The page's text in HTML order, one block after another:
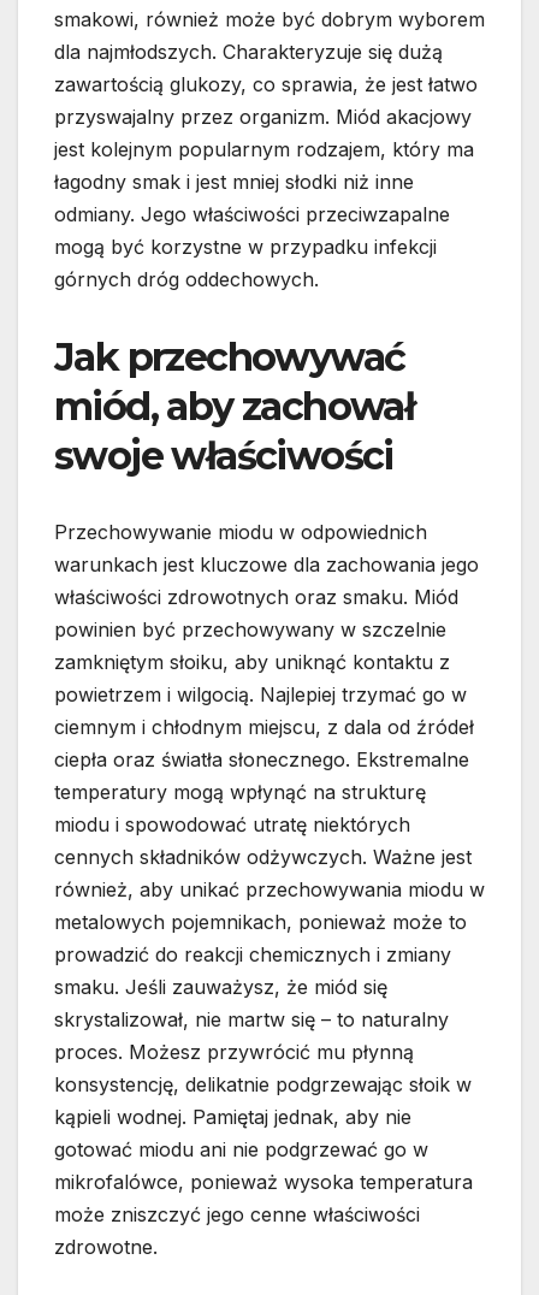
smakowi, również może być dobrym wyborem
dla najmłodszych. Charakteryzuje się dużą
zawartością glukozy, co sprawia, że jest łatwo
przyswajalny przez organizm. Miód akacjowy
jest kolejnym popularnym rodzajem, który ma
łagodny smak i jest mniej słodki niż inne
odmiany. Jego właściwości przeciwzapalne
mogą być korzystne w przypadku infekcji
górnych dróg oddechowych.
Jak przechowywać
miód, aby zachował
swoje właściwości
Przechowywanie miodu w odpowiednich
warunkach jest kluczowe dla zachowania jego
właściwości zdrowotnych oraz smaku. Miód
powinien być przechowywany w szczelnie
zamkniętym słoiku, aby uniknąć kontaktu z
powietrzem i wilgocią. Najlepiej trzymać go w
ciemnym i chłodnym miejscu, z dala od źródeł
ciepła oraz światła słonecznego. Ekstremalne
temperatury mogą wpłynąć na strukturę
miodu i spowodować utratę niektórych
cennych składników odżywczych. Ważne jest
również, aby unikać przechowywania miodu w
metalowych pojemnikach, ponieważ może to
prowadzić do reakcji chemicznych i zmiany
smaku. Jeśli zauważysz, że miód się
skrystalizował, nie martw się – to naturalny
proces. Możesz przywrócić mu płynną
konsystencję, delikatnie podgrzewając słoik w
kąpieli wodnej. Pamiętaj jednak, aby nie
gotować miodu ani nie podgrzewać go w
mikrofalówce, ponieważ wysoka temperatura
może zniszczyć jego cenne właściwości
zdrowotne.